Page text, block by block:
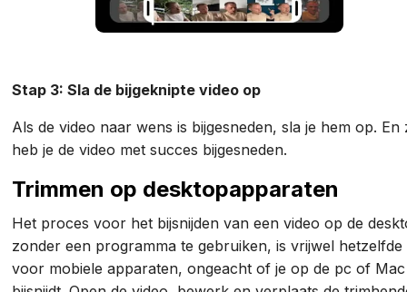
Stap 3: Sla de bijgeknipte video op
Als de video naar wens is bijgesneden, sla je hem op. En
heb je de video met succes bijgesneden.
Trimmen op desktopapparaten
Het proces voor het bijsnijden van een video op de
zonder een programma te gebruiken, is vrijwel hetzelfde
voor mobiele apparaten, ongeacht of je op de pc of Mac